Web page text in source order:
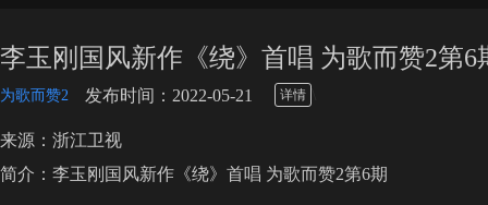
李玉刚国风新作《绕》首唱 为歌而赞2第6
为歌而赞2 发布时间：2022-05-21 详情
来源：浙江卫视
简介：李玉刚国风新作《绕》首唱 为歌而赞2第6期